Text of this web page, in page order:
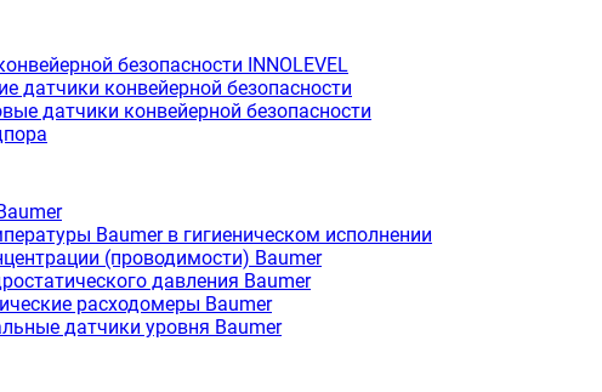
безопасности INNOLEVEL
датчики конвейерной безопасности
датчики конвейерной безопасности
Baumer в гигиеническом исполнении
(проводимости) Baumer
давления Baumer
расходомеры Baumer
датчики уровня Baumer